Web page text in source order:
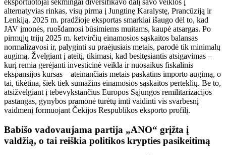
eksportuotojai sėkmingai diversifikavo dalį savo veiklos į
alternatyvias rinkas, visų pirma į Jungtinę Karalystę, Prancūziją ir
Lenkiją. 2025 m. pradžioje eksportas smarkiai išaugo dėl to, kad
JAV įmonės, ruošdamosi būsimiems muitams, kaupė atsargas. Po
pirmųjų trijų 2025 m. ketvirčių einamosios sąskaitos balansas
normalizavosi ir, palyginti su praėjusiais metais, parodė tik minimalų
augimą. Žvelgiant į ateitį, tikimasi, kad besitęsiantis atsigavimas –
kurį remia gerėjanti investicinė veikla ir nuosaikus fiskalinis
ekspansijos kursas – ateinančiais metais paskatins importo augimą, o
tai, tikėtina, šiek tiek sumažins einamosios sąskaitos perteklių. Be to,
atsižvelgiant į tebevykstančius Europos Sąjungos remilitarizacijos
pastangas, gynybos pramonė turėtų imti vaidinti vis svarbesnį
vaidmenį formuojant Čekijos Respublikos eksporto profilį.
Babišo vadovaujama partija „ANO“ grįžta į
valdžią, o tai reiškia politikos krypties pasikeitimą